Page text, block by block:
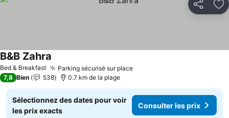
Partager
Bed & Breakfast Parking sécurisé sur place
B&B Zahra
7,8 Bien 538 0.7 km de la plage
Sélectionnez des dates pour voir
les prix exacts
Consulter les prix